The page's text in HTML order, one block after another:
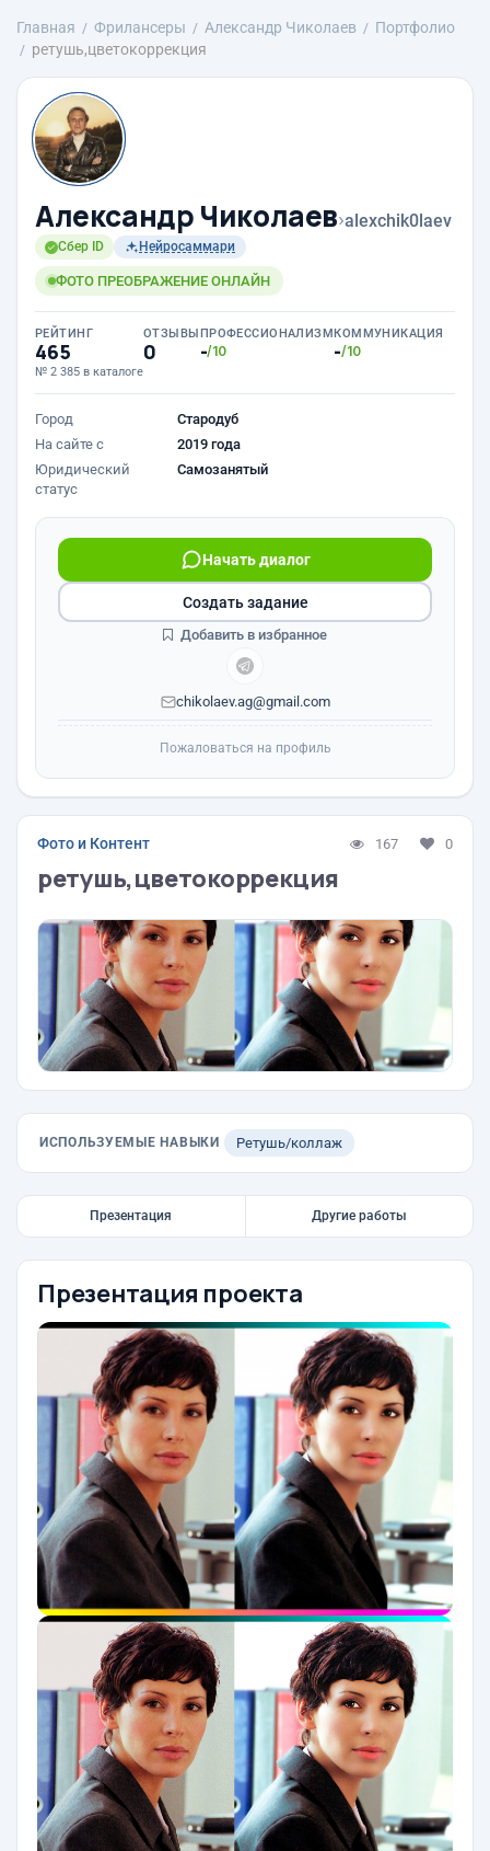
Главная Фрилансеры Александр Чиколаев
Портфолио
ретушь,цветокоррекция
Александр Чиколаев›alexchik0laev
Сбер ID Нейросаммари
ФОТО ПРЕОБРАЖЕНИЕ ОНЛАЙН
РЕЙТИНГ
465
№ 2 385 в каталоге
ОТЗЫВЫ
0
ПРОФЕССИОНАЛИЗМ
-/10
КОММУНИКАЦИЯ
-/10
Город
Стародуб
На сайте с
2019 года
Юридический
статус
Самозанятый
Начать диалог
chikolaev.ag@gmail.com
Создать задание
Добавить в избранное
Пожаловаться на профиль
Фото и Контент 167 0
ретушь,цветокоррекция
ИСПОЛЬЗУЕМЫЕ НАВЫКИ Ретушь/коллаж
Презентация Другие работы
Презентация проекта